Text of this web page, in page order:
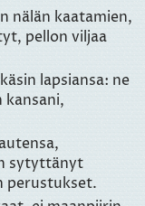
nälän kaatamien,
pellon viljaa
lapsiansa: ne
sytyttänyt
perustukset.